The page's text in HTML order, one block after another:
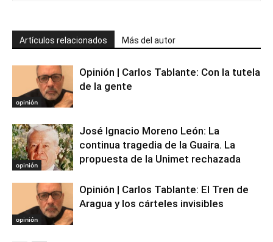
Artículos relacionados Más del autor
opinión
Opinión | Carlos Tablante: Con la tutela
de la gente
opinión
José Ignacio Moreno León: La
continua tragedia de la Guaira. La
propuesta de la Unimet rechazada
opinión
Opinión | Carlos Tablante: El Tren de
Aragua y los cárteles invisibles